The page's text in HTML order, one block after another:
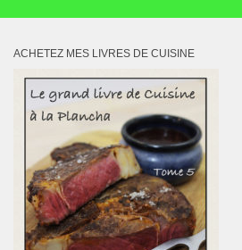
ACHETEZ MES LIVRES DE CUISINE